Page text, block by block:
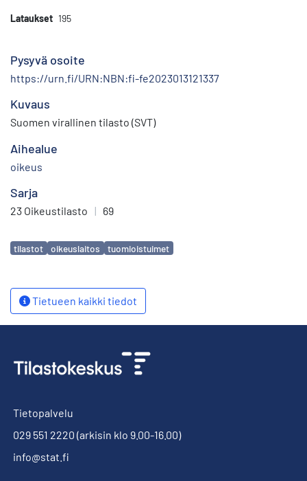
Lataukset 195
Pysyvä osoite
https://urn.fi/URN:NBN:fi-fe2023013121337
Kuvaus
Suomen virallinen tilasto (SVT)
Aihealue
oikeus
Sarja
23 Oikeustilasto | 69
Avainsanat
tilastot oikeuslaitos tuomioistuimet
Tietueen kaikki tiedot
Tietopalvelu
029 551 2220 (arkisin klo 9.00-16.00)
info@stat.fi